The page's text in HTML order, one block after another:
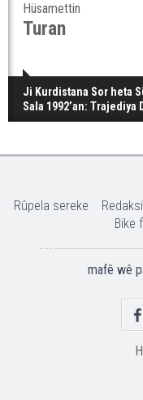
Hüsamettin
Turan
Ji Kurdistana Sor heta
Sala 1992’an: Trajediya
Rûpela sereke
Bike
mafê wê